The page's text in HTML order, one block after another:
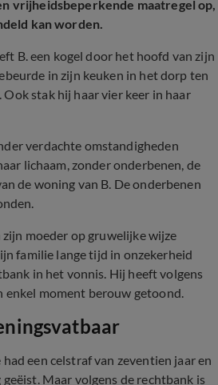
vrijheidsbeperkende maatregel op,
kan worden.
B. een kogel door het hoofd van zijn
in zijn keuken in het dorp ten
stak hij haar vier keer in haar
verdachte omstandigheden
lichaam, zonder onderbenen, de
de woning van B. De onderbenen
moeder op gruwelijke wijze
familie lange tijd in onzekerheid
in het vonnis. Hij heeft volgens
enkel moment berouw getoond.
een celstraf van zeventien jaar en
Maar volgens de rechtbank is